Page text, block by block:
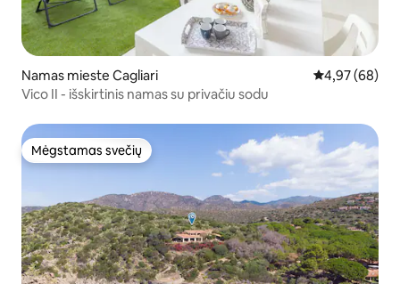
Namas mieste Cagliari Vidutinis
4,97 (68)
Vico II - išskirtinis namas su privačiu sodu
Mėgstamas svečių
Mėgstamas svečių